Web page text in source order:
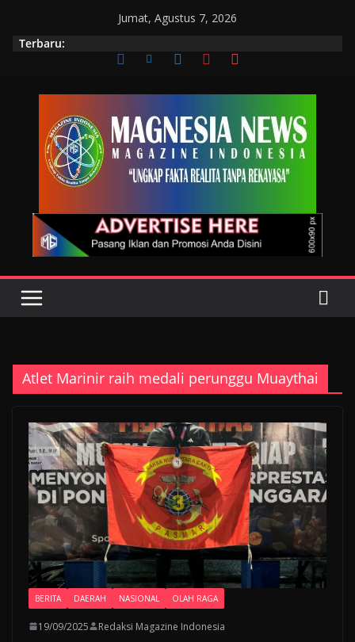
Jumat, Agustus 7, 2026
Terbaru:
Atlet Marinir raih medali perunggu Muaythai
BERITA DAERAH NASIONAL OLAH RAGA
19/09/2025 Redaksi Magazine Indonesia